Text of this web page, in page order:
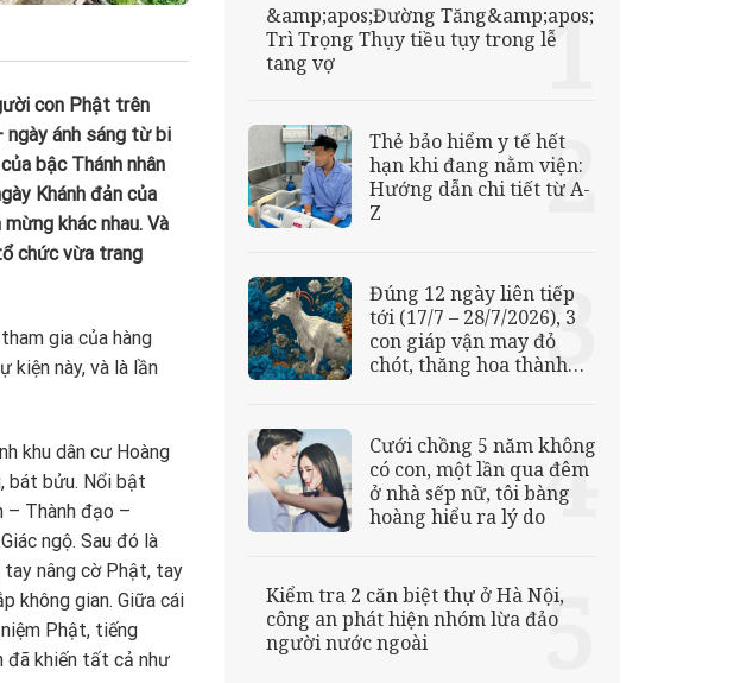
con Phật trên
ngày ánh sáng từ bi
bậc Thánh nhân
Khánh đản của
khác nhau. Và
chức vừa trang
gia của hàng
kiện này, và là lần
khu dân cư Hoàng
bát bửu. Nổi bật
– Thành đạo –
ngộ. Sau đó là
nâng cờ Phật, tay
không gian. Giữa cái
Phật, tiếng
đã khiến tất cả như
&amp;apos;Đường Tăng&amp;apos;
Trì Trọng Thụy tiều tụy trong lễ
tang vợ
Thẻ bảo hiểm y tế hết
hạn khi đang nằm viện:
Hướng dẫn chi tiết từ A-
Z
Đúng 12 ngày liên tiếp
tới (17/7 – 28/7/2026), 3
con giáp vận may đỏ
chót, thăng hoa thành
Cưới chồng 5 năm không
có con, một lần qua đêm
ở nhà sếp nữ, tôi bàng
hoàng hiểu ra lý do
Kiểm tra 2 căn biệt thự ở Hà Nội,
công an phát hiện nhóm lừa đảo
người nước ngoài